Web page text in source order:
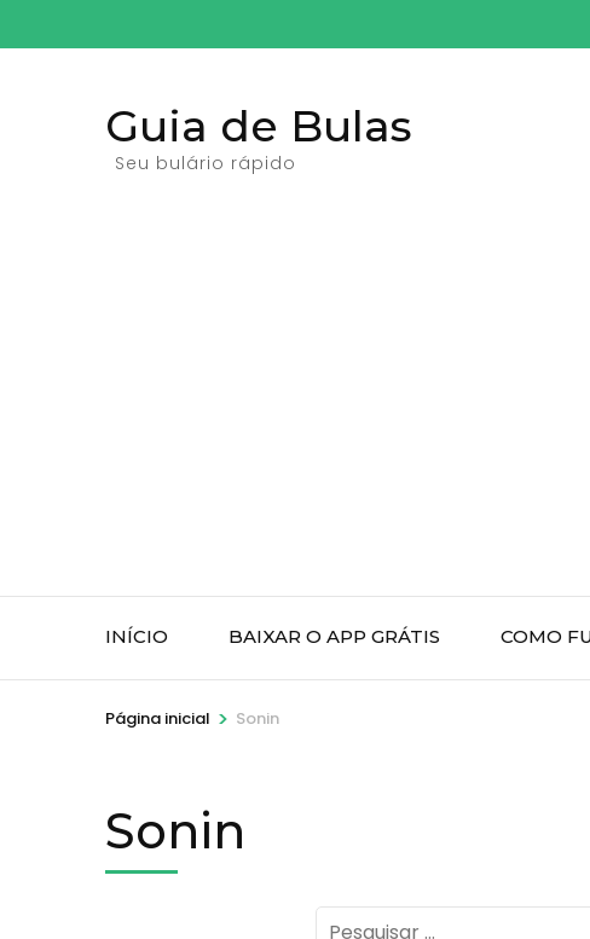
para
Guia de Bulas
Seu bulário rápido
INÍCIO BAIXAR O APP GRÁTIS COMO
Página inicial > Sonin
Sonin
Pesquisar